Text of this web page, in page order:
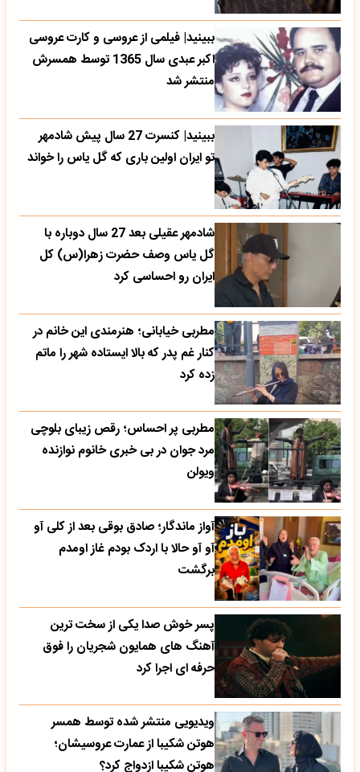
ببینید| فیلمی از عروسی و کارت عروسی
اکبر عبدی سال 1365 توسط همسرش
منتشر شد
ببینید| کنسرت 27 سال پیش شادمهر
تو ایران اولین باری که گل یاس را خواند
شادمهر عقیلی بعد 27 سال دوباره با
گل یاس وصف حضرت زهرا(س) کل
ایران رو احساسی کرد
مطربی خیابانی؛ هنرمندی این خانم در
کنار غم پدر که بالا ایستاده شهر را ماتم
زده کرد
مطربی پر احساس؛ رقص زیبای بلوچی
مرد جوان در بی خبری خانوم نوازنده
ویولن
آواز ماندگار؛ صادق بوقی بعد از کلی آو
آو آو حالا با اردک بودم غاز اومدم
برگشت
پسر خوش صدا یکی از سخت ترین
آهنگ های همایون شجریان را فوق
حرفه ای اجرا کرد
ویدیویی منتشر شده توسط همسر
هوتن شکیبا از عمارت عروسیشان؛
هوتن شکیبا ازدواج کرد؟